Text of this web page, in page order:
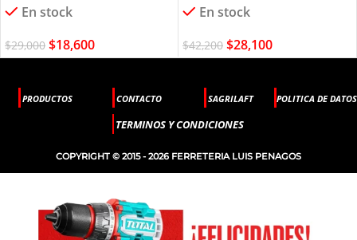
En stock
$29,000 $18,600
En stock
$42,200 $28,100
PRODUCTOS CONTACTO SAGRILAFT POLITICA DE DATOS
TERMINOS Y CONDICIONES
COPYRIGHT © 2015 - 2026 FERRETERIA LUIS PENAGOS